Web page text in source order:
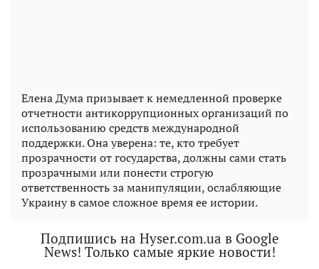
Елена Дума призывает к немедленной проверке
отчетности антикоррупционных организаций по
использованию средств международной
поддержки. Она уверена: те, кто требует
прозрачности от государства, должны сами стать
прозрачными или понести строгую
ответственность за манипуляции, ослабляющие
Украину в самое сложное время ее истории.
Подпишись на Hyser.com.ua в Google
News! Только самые яркие новости!